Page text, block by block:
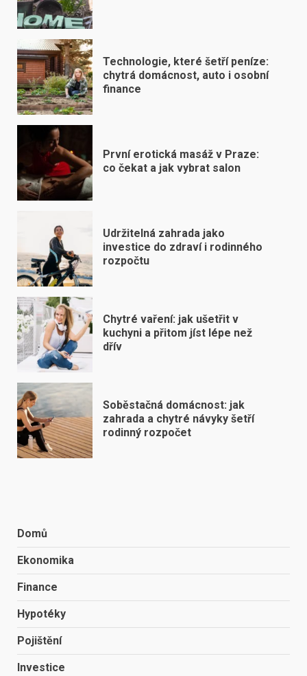
Technologie, které šetří peníze:
chytrá domácnost, auto i osobní
finance
První erotická masáž v Praze:
co čekat a jak vybrat salon
Udržitelná zahrada jako
investice do zdraví i rodinného
rozpočtu
Chytré vaření: jak ušetřit v
kuchyni a přitom jíst lépe než
dřív
Soběstačná domácnost: jak
zahrada a chytré návyky šetří
rodinný rozpočet
Domů
Ekonomika
Finance
Hypotéky
Pojištění
Investice